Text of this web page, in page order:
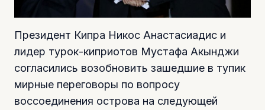
Президент Кипра Никос Анастасиадис и
лидер турок-киприотов Мустафа Акынджи
согласились возобновить зашедшие в тупик
мирные переговоры по вопросу
воссоединения острова на следующей